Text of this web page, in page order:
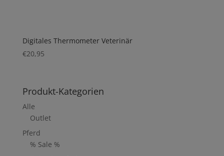
Digitales Thermometer Veterinär
€20,95
Produkt-Kategorien
Alle
Outlet
Pferd
% Sale %